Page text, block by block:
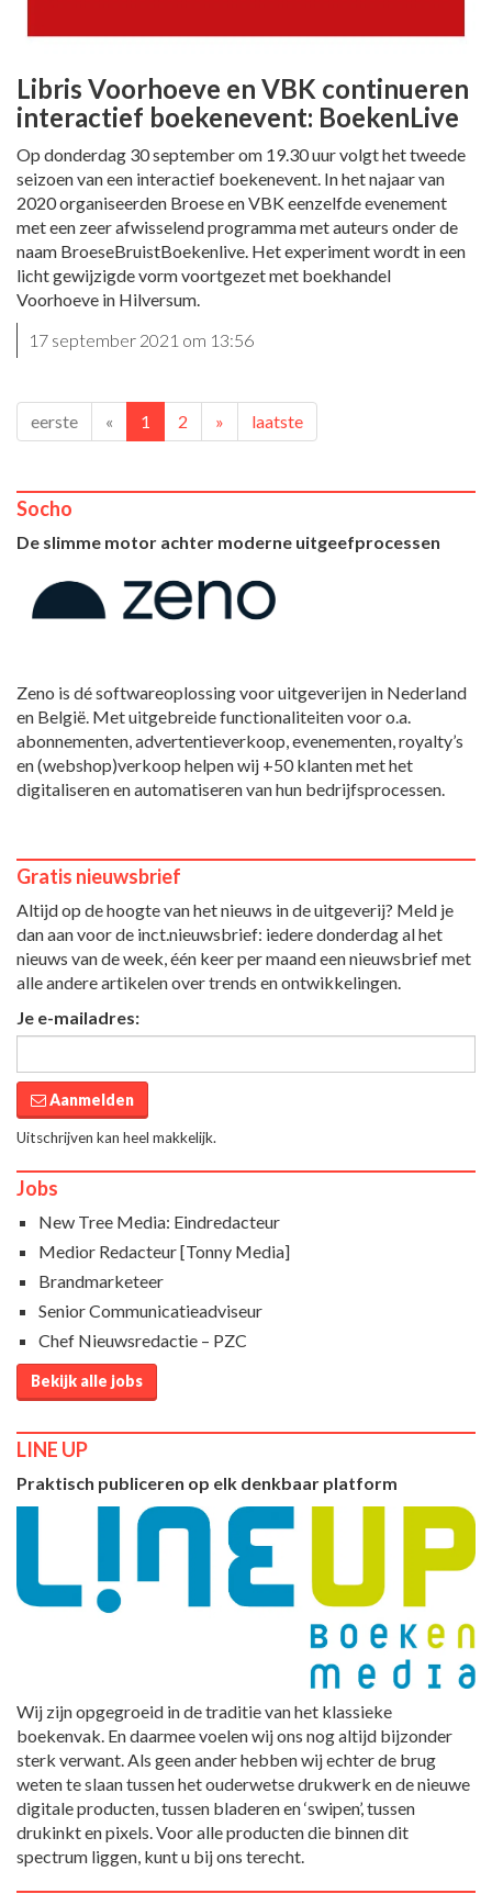
Libris Voorhoeve en VBK continueren
interactief boekenevent: BoekenLive
Op donderdag 30 september om 19.30 uur volgt het tweede
seizoen van een interactief boekenevent. In het najaar van
2020 organiseerden Broese en VBK eenzelfde evenement
met een zeer afwisselend programma met auteurs onder de
naam BroeseBruistBoekenlive. Het experiment wordt in een
licht gewijzigde vorm voortgezet met boekhandel
Voorhoeve in Hilversum.
17 september 2021 om 13:56
eerste « 1 2 » laatste
Socho
De slimme motor achter moderne uitgeefprocessen
Zeno is dé softwareoplossing voor uitgeverijen in Nederland
en België. Met uitgebreide functionaliteiten voor o.a.
abonnementen, advertentieverkoop, evenementen, royalty’s
en (webshop)verkoop helpen wij +50 klanten met het
digitaliseren en automatiseren van hun bedrijfsprocessen.
Gratis nieuwsbrief
Altijd op de hoogte van het nieuws in de uitgeverij? Meld je
dan aan voor de inct.nieuwsbrief: iedere donderdag al het
nieuws van de week, één keer per maand een nieuwsbrief met
alle andere artikelen over trends en ontwikkelingen.
Je e-mailadres:
Aanmelden
Uitschrijven kan heel makkelijk.
Jobs
New Tree Media: Eindredacteur
Medior Redacteur [Tonny Media]
Brandmarketeer
Senior Communicatieadviseur
Chef Nieuwsredactie – PZC
Bekijk alle jobs
LINE UP
Praktisch publiceren op elk denkbaar platform
Wij zijn opgegroeid in de traditie van het klassieke
boekenvak. En daarmee voelen wij ons nog altijd bijzonder
sterk verwant. Als geen ander hebben wij echter de brug
weten te slaan tussen het ouderwetse drukwerk en de nieuwe
digitale producten, tussen bladeren en ‘swipen’, tussen
drukinkt en pixels. Voor alle producten die binnen dit
spectrum liggen, kunt u bij ons terecht.